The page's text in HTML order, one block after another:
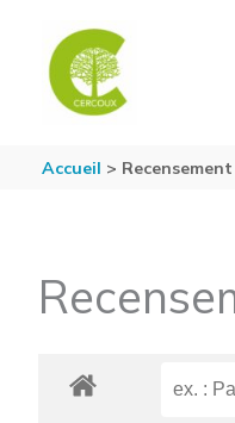
Accueil